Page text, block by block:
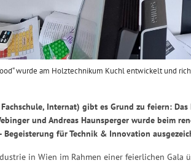
wurde am Holztechnikum Kuchl entwickelt und
Internat) gibt es Grund zu feiern:
und Andreas Haunsperger wurde beim
Begeisterung für Technik & Innovation
in Wien im Rahmen einer feierlichen